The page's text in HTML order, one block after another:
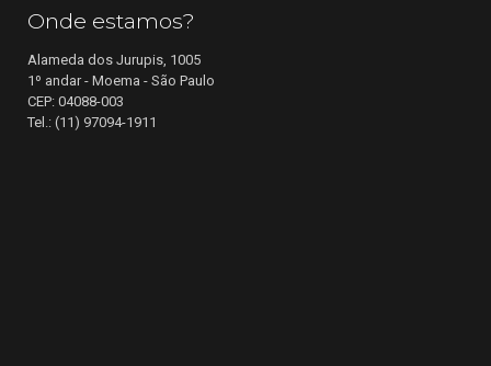
Onde estamos?
Alameda dos Jurupis, 1005
1º andar - Moema - São Paulo
CEP: 04088-003
Tel.: (11) 97094-1911